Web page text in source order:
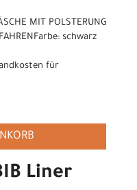
MIT POLSTERUNG
schwarz
für
Liner